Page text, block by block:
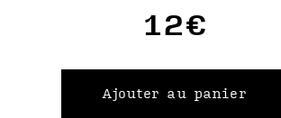
12€